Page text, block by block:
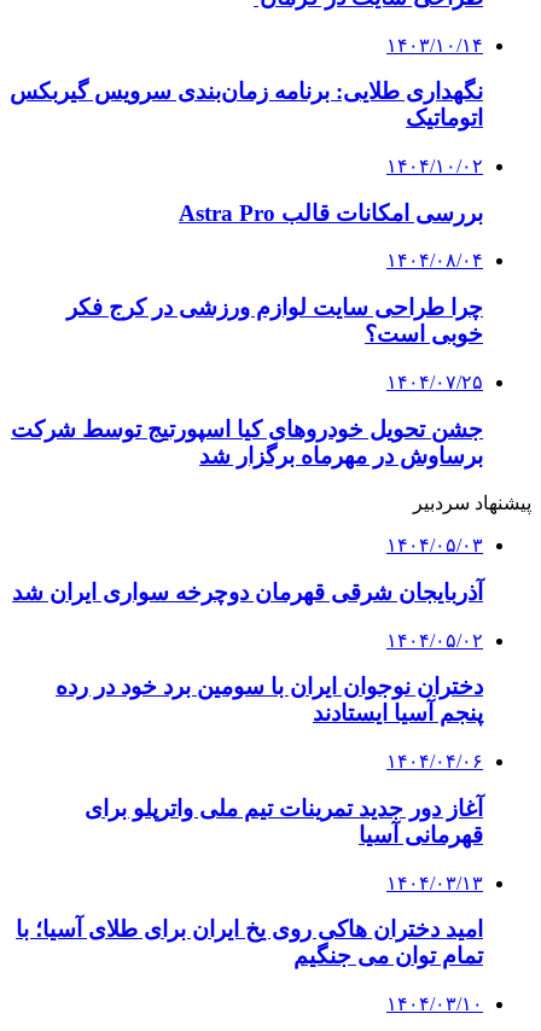
۱۴۰۳/۱۰/۱۴
نگهداری طلایی: برنامه زمان‌بندی سرویس گیربکس
اتوماتیک
۱۴۰۴/۱۰/۰۲
بررسی امکانات قالب Astra Pro
۱۴۰۴/۰۸/۰۴
چرا طراحی سایت لوازم ورزشی در کرج فکر
خوبی است؟
۱۴۰۴/۰۷/۲۵
جشن تحویل خودروهای کیا اسپورتیج توسط شرکت
برساوش در مهرماه برگزار شد
پیشنهاد سردبیر
۱۴۰۴/۰۵/۰۳
آذربایجان شرقی قهرمان دوچرخه سواری ایران شد
۱۴۰۴/۰۵/۰۲
دختران نوجوان ایران با سومین برد خود در رده
پنجم آسیا ایستادند
۱۴۰۴/۰۴/۰۶
آغاز دور جدید تمرینات تیم ملی واترپلو برای
قهرمانی آسیا
۱۴۰۴/۰۳/۱۳
امید دختران هاکی روی یخ ایران برای طلای آسیا؛ با
تمام توان می جنگیم
۱۴۰۴/۰۳/۱۰